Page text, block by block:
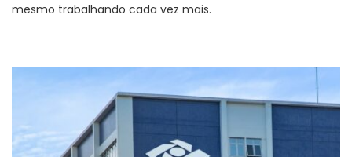
mesmo trabalhando cada vez mais.